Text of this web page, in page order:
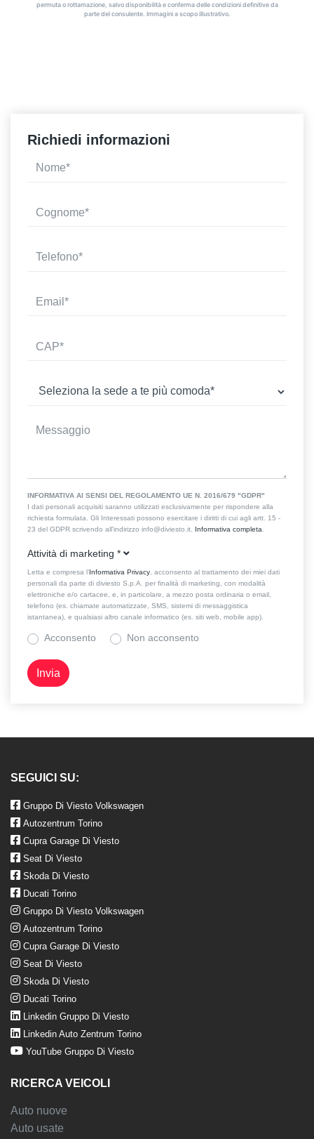
permuta o rottamazione, salvo disponibilità e conferma delle condizioni definitive da
parte del consulente. Immagini a scopo illustrativo.
Richiedi informazioni
INFORMATIVA AI SENSI DEL REGOLAMENTO UE N. 2016/679 "GDPR"
I dati personali acquisiti saranno utilizzati esclusivamente per rispondere alla
richiesta formulata. Gli Interessati possono esercitare i diritti di cui agli artt. 15 -
23 del GDPR scrivendo all'indirizzo info@diviesto.it. Informativa completa
Attività di marketing *
Letta e compresa l’Informativa Privacy , acconsento al trattamento dei miei dati
personali da parte di diviesto S.p.A. per finalità di marketing, con modalità
elettroniche e/o cartacee, e, in particolare, a mezzo posta ordinaria o email,
telefono (es. chiamate automatizzate, SMS, sistemi di messaggistica
istantanea), e qualsiasi altro canale informatico (es. siti web, mobile app).
Acconsento Non acconsento
SEGUICI SU:
Gruppo Di Viesto Volkswagen
Autozentrum Torino
Cupra Garage Di Viesto
Seat Di Viesto
Skoda Di Viesto
Ducati Torino
Gruppo Di Viesto Volkswagen
Autozentrum Torino
Cupra Garage Di Viesto
Seat Di Viesto
Skoda Di Viesto
Ducati Torino
Linkedin Gruppo Di Viesto
Linkedin Auto Zentrum Torino
YouTube Gruppo Di Viesto
RICERCA VEICOLI
Auto nuove
Auto usate